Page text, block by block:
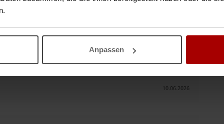
Anpassen
12.06.2026
Erfahrung u zufriedenen Kunden im In u. Ausland. Bitumen u
10.06.2026